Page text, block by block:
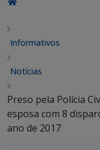
Informativos
Notícias
Preso pela Polícia
esposa com 8
ano de 2017